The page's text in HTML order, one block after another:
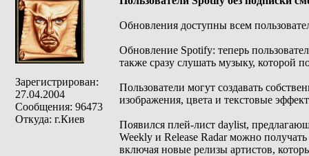
Зарегистрирован:
27.04.2004
Сообщения: 96473
Откуда: г.Киев
Обновления доступны всем
Обновление Spotify: теперь
также сразу слушать музыку, которой
Пользователи могут создавать
изображения, цвета и текстовые
Появился плей-лист daylist,
Weekly и Release Radar можно
включая новые релизы артистов,